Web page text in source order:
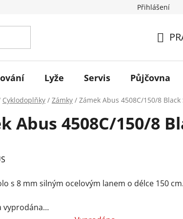
Přihlášení
KOŠÍK
Lyže Servis Půjčovna
Cyklodoplňky / Zámky / Zámek Abus 4508C/150/8 Black
Abus 4508C/150/8
s 8 mm silným ocelovým lanem o délce 150 cm.
vyprodána…